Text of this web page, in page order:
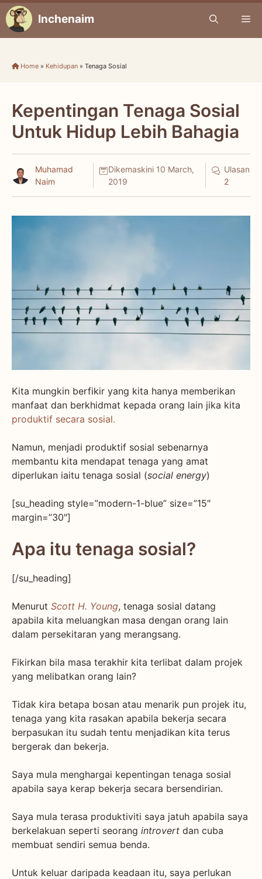
Skip
to
content
Inchenaim
Home » Kehidupan » Tenaga Sosial
Kepentingan Tenaga Sosial
Untuk Hidup Lebih Bahagia
Muhamad
Naim
Dikemaskini 10 March,
2019
Ulasan
2
Kita mungkin berfikir yang kita hanya memberikan
manfaat dan berkhidmat kepada orang lain jika kita
produktif secara sosial.
Namun, menjadi produktif sosial sebenarnya
membantu kita mendapat tenaga yang amat
diperlukan iaitu tenaga sosial (social energy)
[su_heading style=”modern-1-blue” size=”15″
margin=”30″]
Apa itu tenaga sosial?
[/su_heading]
Menurut Scott H. Young, tenaga sosial datang
apabila kita meluangkan masa dengan orang lain
dalam persekitaran yang merangsang.
Fikirkan bila masa terakhir kita terlibat dalam projek
yang melibatkan orang lain?
Tidak kira betapa bosan atau menarik pun projek itu,
tenaga yang kita rasakan apabila bekerja secara
berpasukan itu sudah tentu menjadikan kita terus
bergerak dan bekerja.
Saya mula menghargai kepentingan tenaga sosial
apabila saya kerap bekerja secara bersendirian.
Saya mula terasa produktiviti saya jatuh apabila saya
berkelakuan seperti seorang introvert dan cuba
membuat sendiri semua benda.
Untuk keluar daripada keadaan itu, saya perlukan